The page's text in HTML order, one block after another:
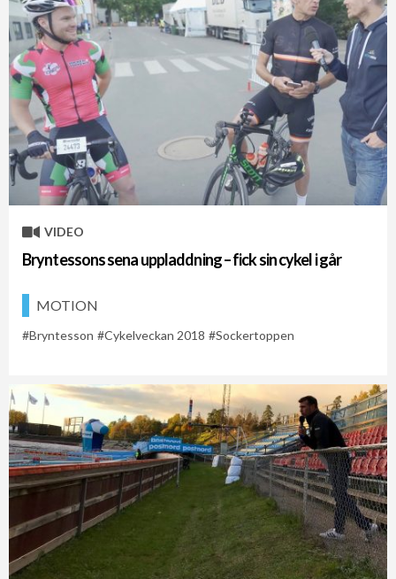
VIDEO
Bryntessons sena uppladdning – fick sin cykel i går
MOTION
Bryntesson Cykelveckan 2018 Sockertoppen